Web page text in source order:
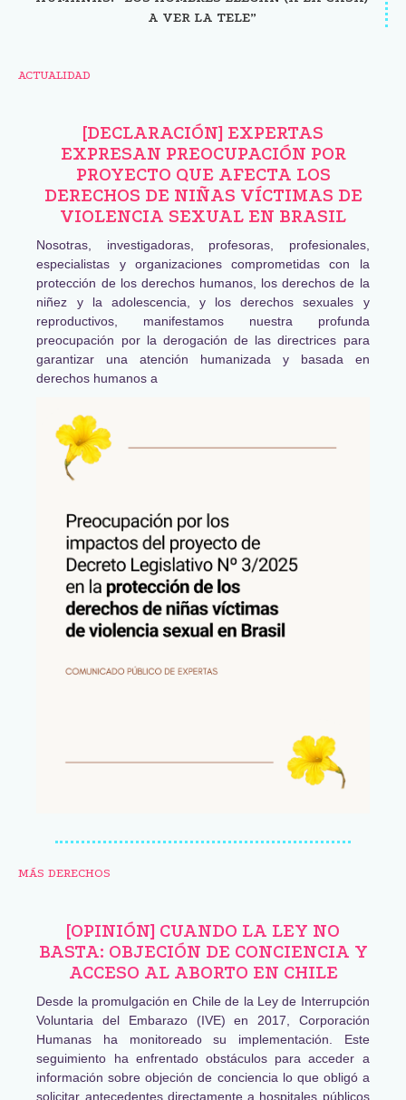
A VER LA TELE”
ACTUALIDAD
[DECLARACIÓN] EXPERTAS
EXPRESAN PREOCUPACIÓN POR
PROYECTO QUE AFECTA LOS
DERECHOS DE NIÑAS VÍCTIMAS DE
VIOLENCIA SEXUAL EN BRASIL
Nosotras, investigadoras, profesoras, profesionales,
especialistas y organizaciones comprometidas con la
protección de los derechos humanos, los derechos de la
niñez y la adolescencia, y los derechos sexuales y
reproductivos, manifestamos nuestra profunda
preocupación por la derogación de las directrices para
garantizar una atención humanizada y basada en
derechos humanos a
MÁS DERECHOS
[OPINIÓN] CUANDO LA LEY NO
BASTA: OBJECIÓN DE CONCIENCIA Y
ACCESO AL ABORTO EN CHILE
Desde la promulgación en Chile de la Ley de Interrupción
Voluntaria del Embarazo (IVE) en 2017, Corporación
Humanas ha monitoreado su implementación. Este
seguimiento ha enfrentado obstáculos para acceder a
información sobre objeción de conciencia lo que obligó a
solicitar antecedentes directamente a hospitales públicos